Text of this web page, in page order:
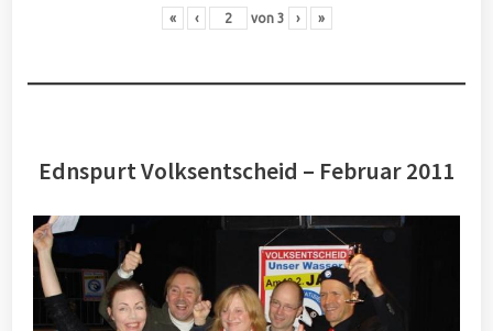
« ‹ von 3 › »
Ednspurt Volksentscheid – Februar 2011